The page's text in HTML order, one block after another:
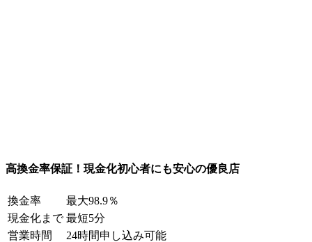
高換金率保証！現金化初心者にも安心の優良店
換金率
最大98.9％
現金化まで 最短5分
営業時間
24時間申し込み可能